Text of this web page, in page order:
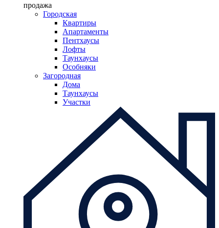
продажа
Городская
Квартиры
Апартаменты
Пентхаусы
Лофты
Таунхаусы
Особняки
Загородная
Дома
Таунхаусы
Участки